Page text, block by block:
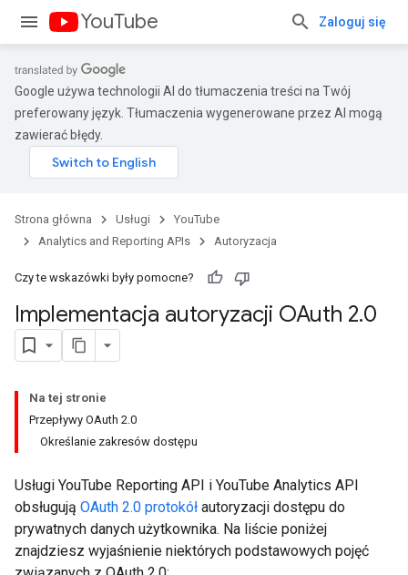
YouTube Zaloguj się
Google używa technologii AI do tłumaczenia treści na Twój
preferowany język. Tłumaczenia wygenerowane przez AI mogą
zawierać błędy.
Strona główna Usługi
YouTube
Analytics and Reporting APIs
Autoryzacja
Czy te wskazówki były pomocne?
Implementacja autoryzacji OAuth 2.0
Na tej stronie
Przepływy OAuth 2.0
Określanie zakresów dostępu
Usługi YouTube Reporting API i YouTube Analytics API
obsługują OAuth 2.0 protokół autoryzacji dostępu do
prywatnych danych użytkownika. Na liście poniżej
znajdziesz wyjaśnienie niektórych podstawowych pojęć